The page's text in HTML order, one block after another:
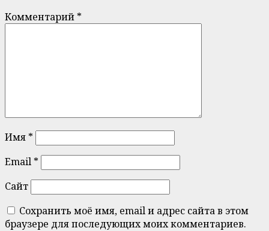
Комментарий *
Имя *
Email *
Сайт
Сохранить моё имя, email и адрес сайта в этом
браузере для последующих моих комментариев.